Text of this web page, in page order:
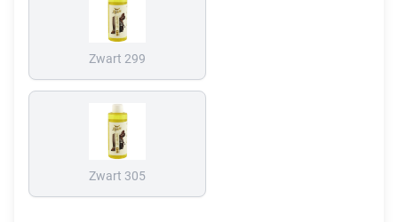
Zwart 299
Zwart 305